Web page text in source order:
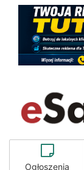
Ogłoszenia